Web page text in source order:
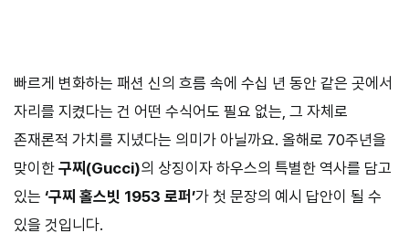
빠르게 변화하는 패션 신의 흐름 속에 수십 년 동안 같은 곳에서
자리를 지켰다는 건 어떤 수식어도 필요 없는 그 자체로
존재론적 가치를 지녔다는 의미가 아닐까요. 올해로 70주년을
맞이한 구찌 (Gucci)의 상징이자 하우스의 특별한 역사를 담고
있는 ‘구찌 홀스빗 1953 로퍼 ’가 첫 문장의 예시 답안이 될 수
있을 것입니다.